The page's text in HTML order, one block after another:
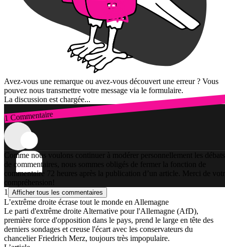
Avez-vous une remarque ou avez-vous découvert une erreur ? Vous
pouvez nous transmettre votre message via le formulaire.
La discussion est chargée...
1 Commentaire
Connexion
Comme nous voulons continuer à modérer personnellement les débats
de commentaires, nous sommes obligés de fermer la fonction de
commentaire 72 heures après la publication d’un article. Merci de
compréhension!
1
Afficher tous les commentaires
L’extrême droite écrase tout le monde en Allemagne
Le parti d'extrême droite Alternative pour l'Allemagne (AfD),
première force d'opposition dans le pays, prend le large en tête des
derniers sondages et creuse l'écart avec les conservateurs du
chancelier Friedrich Merz, toujours très impopulaire.